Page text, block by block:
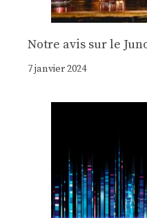
Notre avis sur le
7 janvier 2024